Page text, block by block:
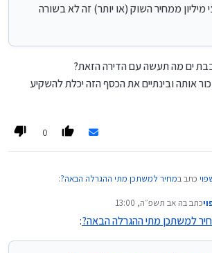
אלא רק להשקעה, זה לא בשורה כ"כ גדולה
מיליון ממחיר השוק (או יותר) זה לא בשורה
ים מה תעשה עם הדירה הזאת?
אותה ובינתיים את הכסף הזה יכלת להשקיע
0
כתב במחיר למשתכן מתי ההגרלה הבאה?:
כתב במחיר למשתכן מתי ההגרלה הבאה?
כתב בה אב תשפ״ה, 13:00
נערך לאחרונה על ידי
למשתכן מתי ההגרלה הבאה?: